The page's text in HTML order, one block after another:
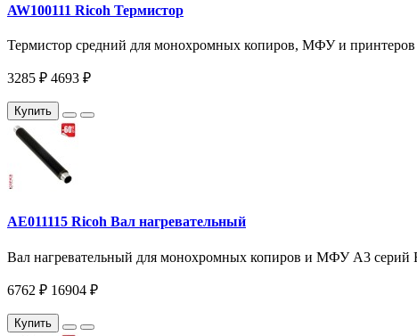
AW100111 Ricoh Термистор
Термистор средний для монохромных копиров, МФУ и
3285 ₽ 4693 ₽
Купить
AE011115 Ricoh Вал нагревательный
Вал нагревательный для монохромных копиров и МФУ A3 серий
6762 ₽ 16904 ₽
Купить